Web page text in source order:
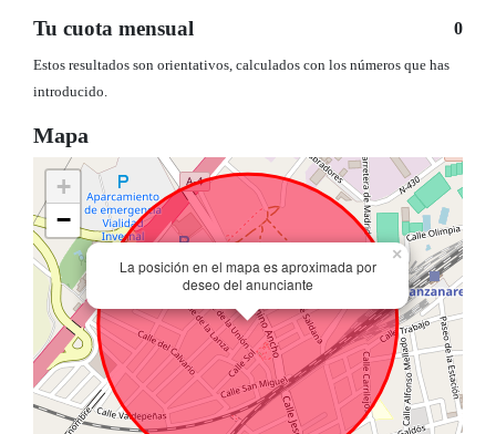
Tu cuota mensual 0
Estos resultados son orientativos, calculados con los números que has
introducido.
Mapa
La posición en el mapa es aproximada por
deseo del anunciante
×
+
−